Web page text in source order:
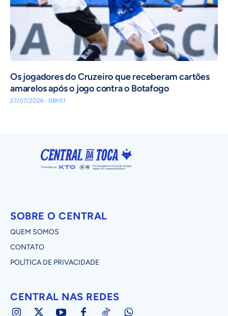
Os jogadores do Cruzeiro que receberam cartões
amarelos após o jogo contra o Botafogo
27/07/2026 · 08h51
SOBRE O CENTRAL
QUEM SOMOS
CONTATO
POLÍTICA DE PRIVACIDADE
CENTRAL NAS REDES